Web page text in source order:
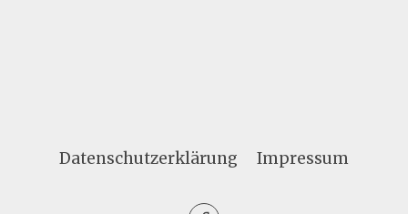
Datenschutzerklärung Impressum